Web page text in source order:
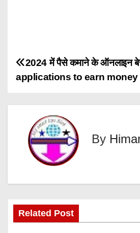
P
o
s
2024 में पैसे कमाने के ऑनलाइन
applications to earn money
By
Related Post